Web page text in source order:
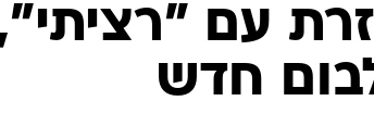
הופעות חיות
חמש המלצות - ואזהרה
כל הכתבות
עם
חדש